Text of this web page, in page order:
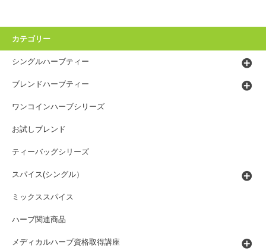
カテゴリー
シングルハーブティー
ブレンドハーブティー
ワンコインハーブシリーズ
お試しブレンド
ティーバッグシリーズ
スパイス(シングル）
ミックススパイス
ハーブ関連商品
メディカルハーブ資格取得講座